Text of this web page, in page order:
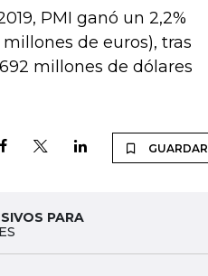
PMI ganó un 2,2%
de euros), tras
millones de dólares
GUARDAR
PARA